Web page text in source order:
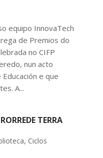
equipo InnovaTech
de Premios do
no CIFP
nun acto
e que
A...
TERRA
, Ciclos